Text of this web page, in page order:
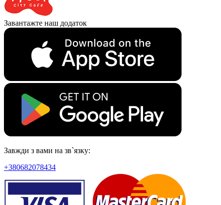
Завантажте наш додаток
Завжди з вами на зв`язку:
+380682078434